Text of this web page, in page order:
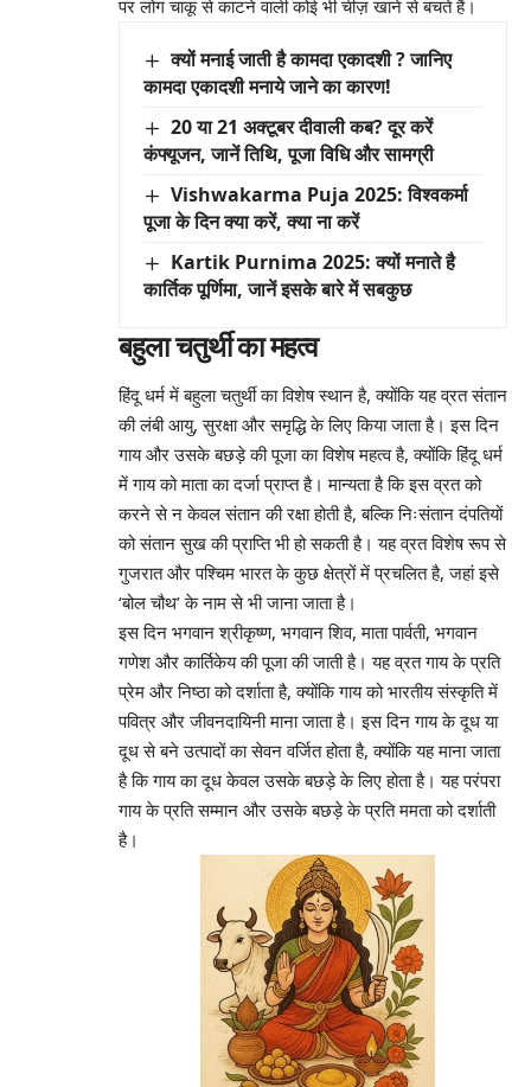
पर लोग चाकू से काटने वाली कोई भी चीज़ खाने से बचते हैं।
क्यों मनाई जाती है कामदा एकादशी ? जानिए
कामदा एकादशी मनाये जाने का कारण!
20 या 21 अक्टूबर दीवाली कब? दूर करें
कंफ्यूजन, जानें तिथि, पूजा विधि और सामग्री
Vishwakarma Puja 2025: विश्वकर्मा
पूजा के दिन क्या करें, क्या ना करें
⁠Kartik Purnima 2025: क्यों मनाते है
कार्तिक पूर्णिमा, जानें इसके बारे में सबकुछ
बहुला चतुर्थी का महत्व
हिंदू धर्म में बहुला चतुर्थी का विशेष स्थान है, क्योंकि यह व्रत संतान
की लंबी आयु, सुरक्षा और समृद्धि के लिए किया जाता है। इस दिन
गाय और उसके बछड़े की पूजा का विशेष महत्व है, क्योंकि हिंदू धर्म
में गाय को माता का दर्जा प्राप्त है। मान्यता है कि इस व्रत को
करने से न केवल संतान की रक्षा होती है, बल्कि निःसंतान दंपतियों
को संतान सुख की प्राप्ति भी हो सकती है। यह व्रत विशेष रूप से
गुजरात और पश्चिम भारत के कुछ क्षेत्रों में प्रचलित है, जहां इसे
‘बोल चौथ’ के नाम से भी जाना जाता है।
इस दिन भगवान श्रीकृष्ण, भगवान शिव, माता पार्वती, भगवान
गणेश और कार्तिकेय की पूजा की जाती है। यह व्रत गाय के प्रति
प्रेम और निष्ठा को दर्शाता है, क्योंकि गाय को भारतीय संस्कृति में
पवित्र और जीवनदायिनी माना जाता है। इस दिन गाय के दूध या
दूध से बने उत्पादों का सेवन वर्जित होता है, क्योंकि यह माना जाता
है कि गाय का दूध केवल उसके बछड़े के लिए होता है। यह परंपरा
गाय के प्रति सम्मान और उसके बछड़े के प्रति ममता को दर्शाती
है।